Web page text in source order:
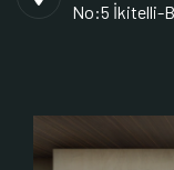
No:5 İkitelli-